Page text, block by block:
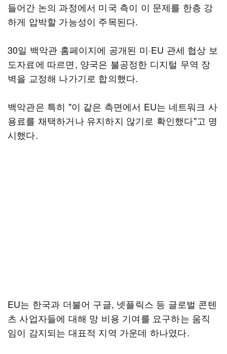
들어간 논의 과정에서 미국 측이 이 문제를 한층 강
하게 압박할 가능성이 주목된다.
30일 백악관 홈페이지에 공개된 미·EU 관세 협상 보
도자료에 따르면, 양국은 불공정한 디지털 무역 장
벽을 교정해 나가기로 합의했다.
백악관은 특히 "이 같은 측면에서 EU는 네트워크 사
용료를 채택하거나 유지하지 않기로 확인했다"고 명
시했다.
EU는 한국과 더불어 구글, 넷플릭스 등 글로벌 콘텐
츠 사업자들에 대해 망 비용 기여를 요구하는 움직
임이 감지되는 대표적 지역 가운데 하나였다.